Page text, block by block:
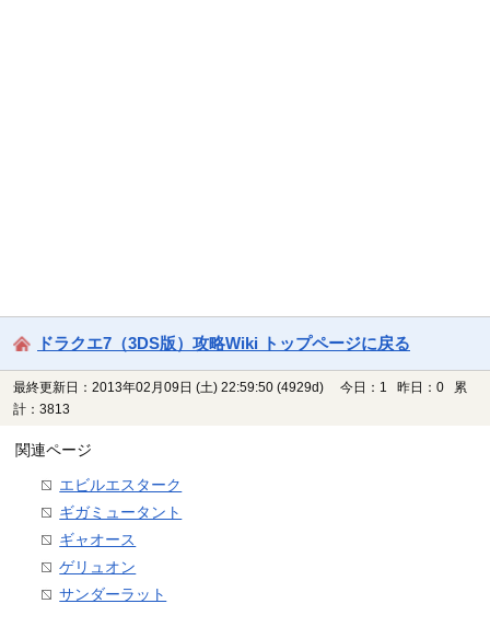
ドラクエ7（3DS版）攻略Wiki トップページに戻る
最終更新日：2013年02月09日 (土) 22:59:50 (4929d)
今日：1 昨日：0 累
計：3813
関連ページ
エビルエスターク
ギガミュータント
ギャオース
ゲリュオン
サンダーラット